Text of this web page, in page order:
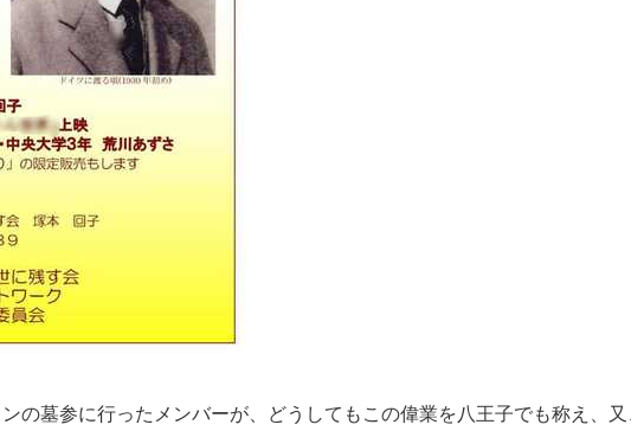
ンの墓参に行った メ ンバーが どう して も こ の偉業を八 王子でも称え 又